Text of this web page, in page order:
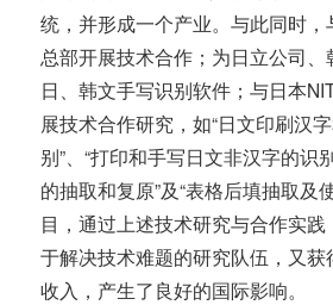
统，并形成一个产业。与此同时
总部开展技术合作；为日立公司
日、韩文手写识别软件；与日本
展技术合作研究，如“日文印刷汉
别”、“打印和手写日文非汉字的识
的抽取和复原”及“表格后填抽取及
目，通过上述技术研究与合作实
于解决技术难题的研究队伍，又
收入，产生了良好的国际影响。